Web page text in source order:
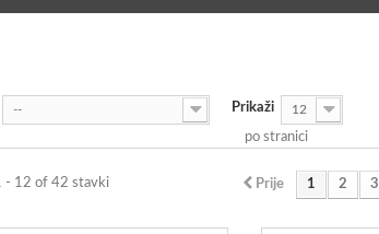
-- Prikaži 12
po stranici
Prije 1 2 3
- 12 of 42 stavki